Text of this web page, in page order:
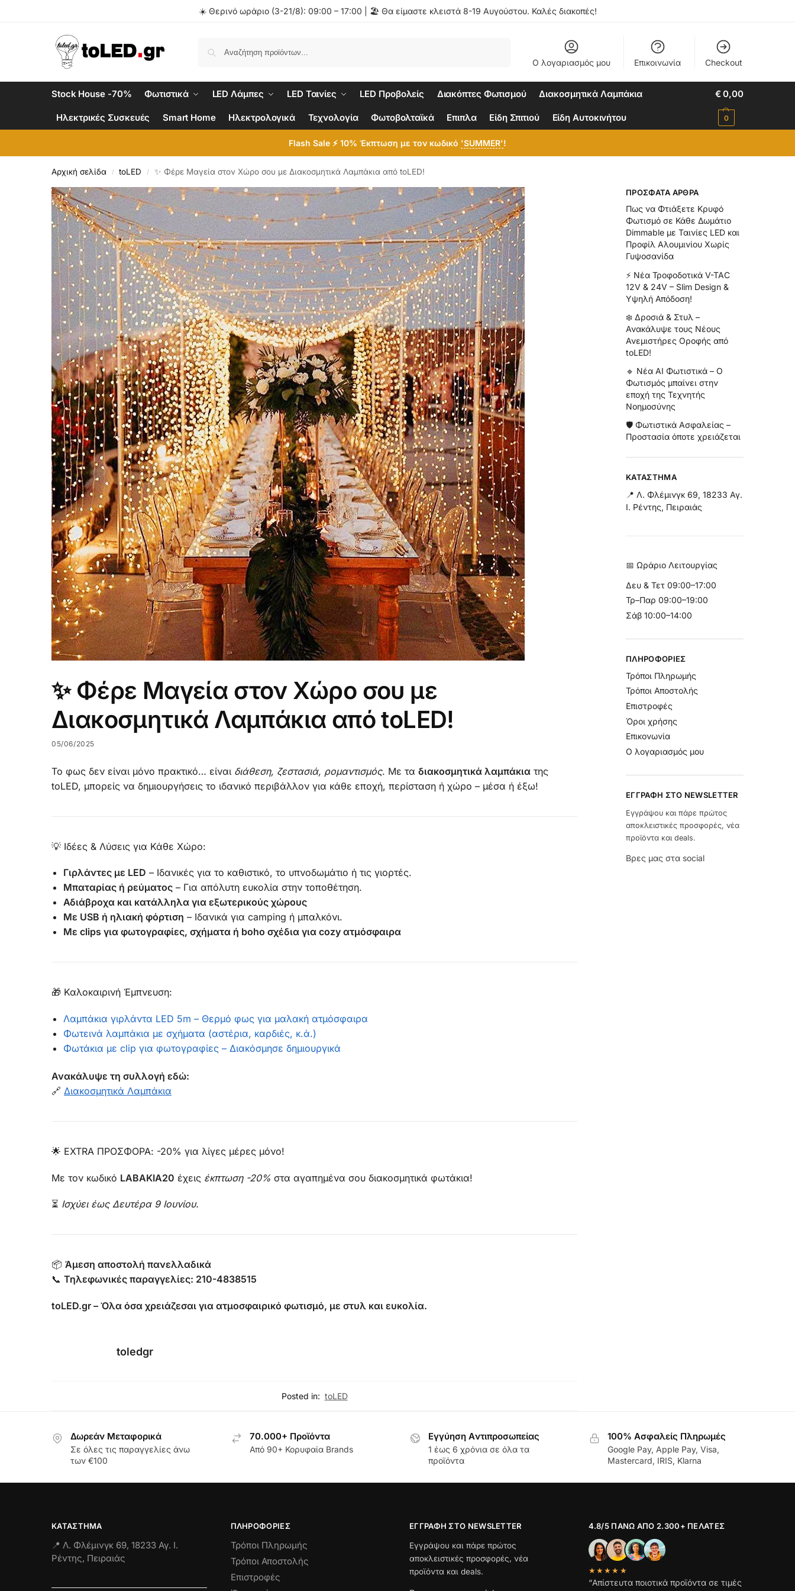
☀️ Θερινό ωράριο (3-21/8): 09:00 – 17:00 | 🏖️ Θα είμαστε κλειστά 8-19 Αυγούστου. Καλές διακοπές!
Ο λογαριασμός μου Επικοινωνία Checkout
Stock House -70% Φωτιστικά LED Λάμπες LED Ταινίες LED Προβολείς Διακόπτες Φωτισμού Διακοσμητικά Λαμπάκια
Ηλεκτρικές Συσκευές Smart Home Ηλεκτρολογικά Τεχνολογία Φωτοβολταϊκά Επιπλα Είδη Σπιτιού Είδη Αυτοκινήτου
€0,00
0
Flash Sale ⚡ 10% Έκπτωση με τον κωδικό 'SUMMER'!
Αρχική σελίδα / toLED / ✨ Φέρε Μαγεία στον Χώρο σου με Διακοσμητικά Λαμπάκια από toLED!
✨ Φέρε Μαγεία στον Χώρο σου με
Διακοσμητικά Λαμπάκια από toLED!
05/06/2025
Το φως δεν είναι μόνο πρακτικό… είναι διάθεση, ζεστασιά, ρομαντισμός. Με τα διακοσμητικά λαμπάκια της
toLED, μπορείς να δημιουργήσεις το ιδανικό περιβάλλον για κάθε εποχή, περίσταση ή χώρο – μέσα ή έξω!
💡 Ιδέες & Λύσεις για Κάθε Χώρο:
Γιρλάντες με LED – Ιδανικές για το καθιστικό, το υπνοδωμάτιο ή τις γιορτές.
Μπαταρίας ή ρεύματος – Για απόλυτη ευκολία στην τοποθέτηση.
Αδιάβροχα και κατάλληλα για εξωτερικούς χώρους
Με USB ή ηλιακή φόρτιση – Ιδανικά για camping ή μπαλκόνι.
Με clips για φωτογραφίες, σχήματα ή boho σχέδια για cozy ατμόσφαιρα
🎁 Καλοκαιρινή Έμπνευση:
Λαμπάκια γιρλάντα LED 5m – Θερμό φως για μαλακή ατμόσφαιρα
Φωτεινά λαμπάκια με σχήματα (αστέρια, καρδιές, κ.ά.)
Φωτάκια με clip για φωτογραφίες – Διακόσμησε δημιουργικά
Ανακάλυψε τη συλλογή εδώ:
🔗 Διακοσμητικά Λαμπάκια
🌟 EXTRA ΠΡΟΣΦΟΡΑ: -20% για λίγες μέρες μόνο!
Με τον κωδικό LABAKIA20 έχεις έκπτωση -20% στα αγαπημένα σου διακοσμητικά φωτάκια!
⏳ Ισχύει έως Δευτέρα 9 Ιουνίου.
📦 Άμεση αποστολή πανελλαδικά
📞 Τηλεφωνικές παραγγελίες: 210-4838515
toLED.gr – Όλα όσα χρειάζεσαι για ατμοσφαιρικό φωτισμό, με στυλ και ευκολία.
toledgr
Posted in: toLED
ΠΡΌΣΦΑΤΑ ΆΡΘΡΑ
Πως να Φτιάξετε Κρυφό
Φωτισμό σε Κάθε Δωμάτιο
Dimmable με Ταινίες LED και
Προφίλ Αλουμινίου Χωρίς
Γυψοσανίδα
⚡ Νέα Τροφοδοτικά V-TAC
12V & 24V – Slim Design &
Υψηλή Απόδοση!
❄️ Δροσιά & Στυλ –
Ανακάλυψε τους Νέους
Ανεμιστήρες Οροφής από
toLED!
🔹 Νέα AI Φωτιστικά – Ο
Φωτισμός μπαίνει στην
εποχή της Τεχνητής
Νοημοσύνης
🛡️ Φωτιστικά Ασφαλείας –
Προστασία όποτε χρειάζεται
ΚΑΤΆΣΤΗΜΑ
📍 Λ. Φλέμινγκ 69, 18233 Αγ.
Ι. Ρέντης, Πειραιάς
📅 Ωράριο Λειτουργίας
Δευ & Τετ09:00–17:00
Τρ–Παρ 09:00–19:00
Σάβ 10:00–14:00
ΠΛΗΡΟΦΟΡΊΕΣ
Τρόποι Πληρωμής
Τρόποι Αποστολής
Επιστροφές
Όροι χρήσης
Επικονωνία
Ο λογαριασμός μου
ΕΓΓΡΑΦΉ ΣΤΟ NEWSLETTER
Εγγράψου και πάρε πρώτος
αποκλειστικές προσφορές, νέα
προϊόντα και deals.
Βρες μας στα social
Δωρεάν Μεταφορικά
Σε όλες τις παραγγελίες άνω
των €100
70.000+ Προϊόντα
Από 90+ Κορυφαία Brands
Εγγύηση Aντιπροσωπείας
1 έως 6 χρόνια σε όλα τα
προϊόντα
100% Ασφαλείς Πληρωμές
Google Pay, Apple Pay, Visa,
Mastercard, IRIS, Klarna
ΚΑΤΆΣΤΗΜΑ
📍 Λ. Φλέμινγκ 69, 18233 Αγ. Ι.
Ρέντης, Πειραιάς
ΠΛΗΡΟΦΟΡΊΕΣ
Τρόποι Πληρωμής
Τρόποι Αποστολής
Επιστροφές
ΕΓΓΡΑΦΉ ΣΤΟ NEWSLETTER
Εγγράψου και πάρε πρώτος
αποκλειστικές προσφορές, νέα
προϊόντα και deals.
4.8/5 ΠΆΝΩ ΑΠΌ 2.300+ ΠΕΛΆΤΕΣ
★★★★★
“Απίστευτα ποιοτικά προϊόντα σε τιμές